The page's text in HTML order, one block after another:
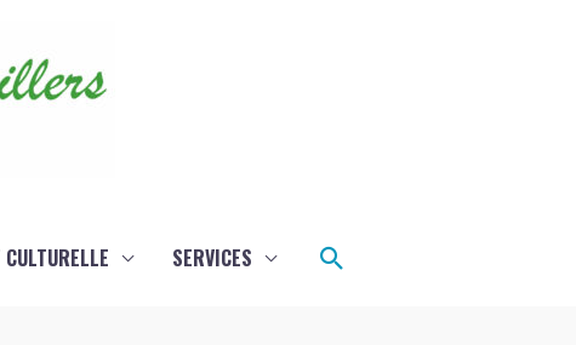
SERVICES Rechercher